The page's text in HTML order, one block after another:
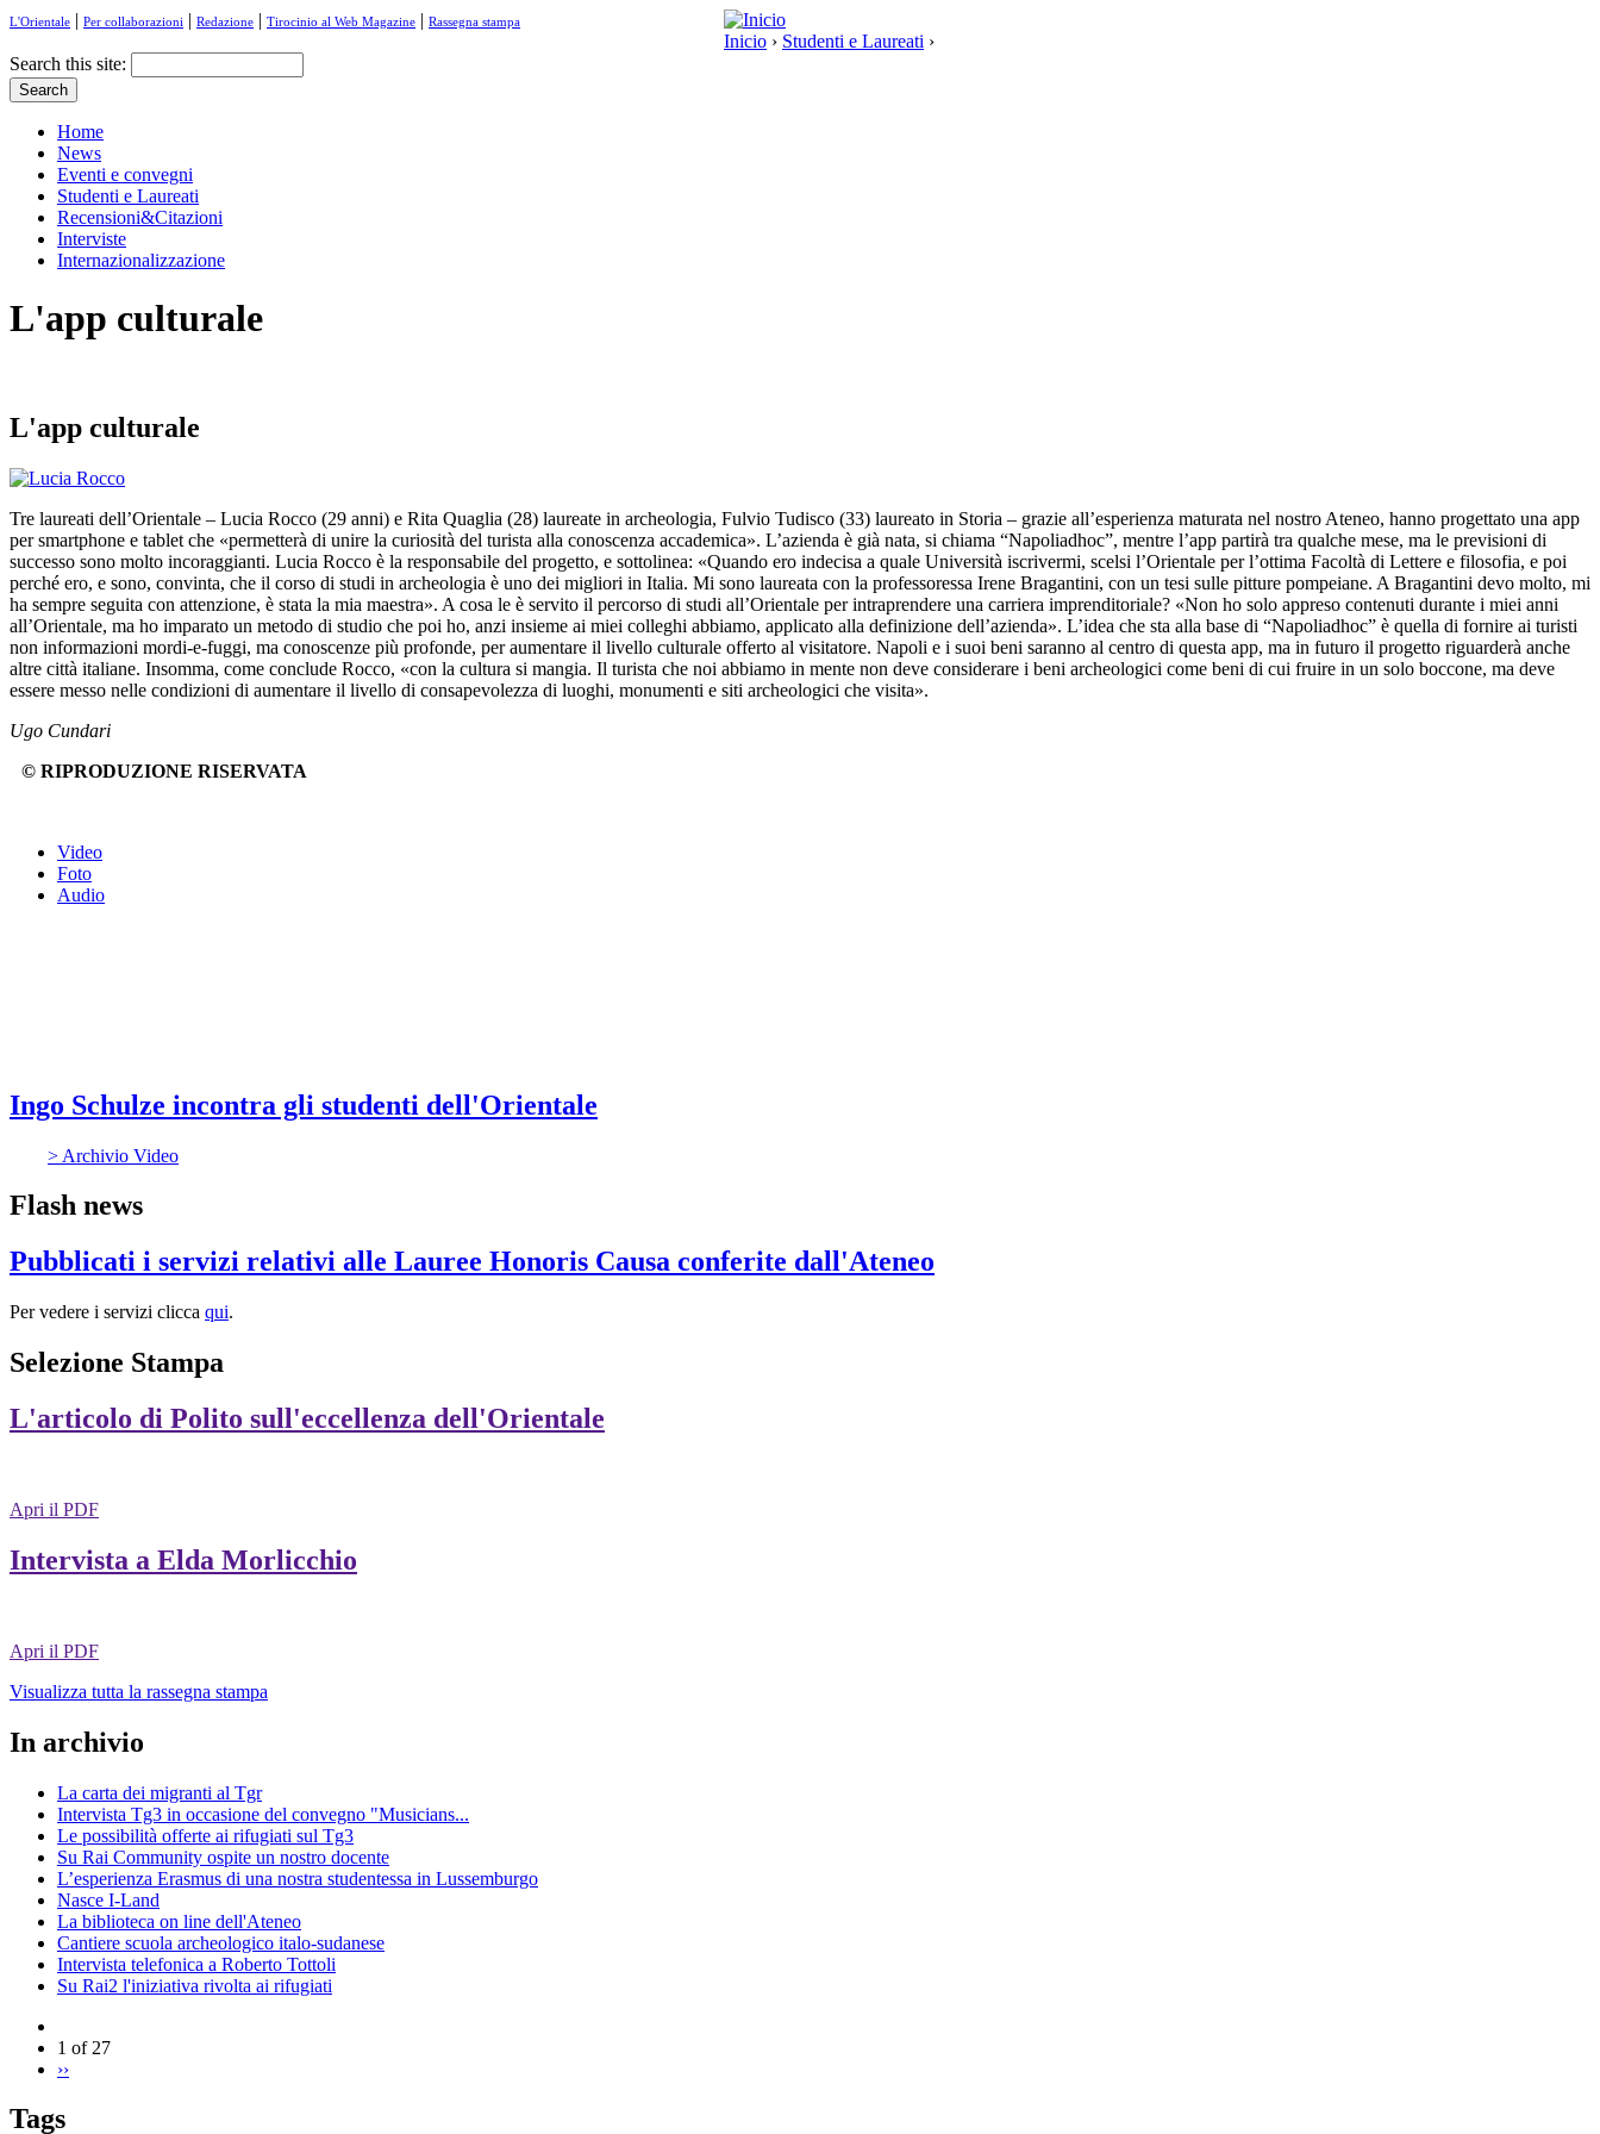
L'Orientale | Per collaborazioni | Redazione | Tirocinio al Web Magazine | Rassegna stampa
Inicio › Studenti e Laureati ›
Search this site:
Home
News
Eventi e convegni
Studenti e Laureati
Recensioni&Citazioni
Interviste
Internazionalizzazione
L'app culturale
L'app culturale
Tre laureati dell’Orientale – Lucia Rocco (29 anni) e Rita Quaglia (28) laureate in archeologia, Fulvio Tudisco (33) laureato in Storia – grazie all’esperienza maturata nel nostro Ateneo, hanno progettato una app
per smartphone e tablet che «permetterà di unire la curiosità del turista alla conoscenza accademica». L’azienda è già nata, si chiama “Napoliadhoc”, mentre l’app partirà tra qualche mese, ma le previsioni di
successo sono molto incoraggianti. Lucia Rocco è la responsabile del progetto, e sottolinea: «Quando ero indecisa a quale Università iscrivermi, scelsi l’Orientale per l’ottima Facoltà di Lettere e filosofia, e poi
perché ero, e sono, convinta, che il corso di studi in archeologia è uno dei migliori in Italia. Mi sono laureata con la professoressa Irene Bragantini, con un tesi sulle pitture pompeiane. A Bragantini devo molto, mi
ha sempre seguita con attenzione, è stata la mia maestra». A cosa le è servito il percorso di studi all’Orientale per intraprendere una carriera imprenditoriale? «Non ho solo appreso contenuti durante i miei anni
all’Orientale, ma ho imparato un metodo di studio che poi ho, anzi insieme ai miei colleghi abbiamo, applicato alla definizione dell’azienda». L’idea che sta alla base di “Napoliadhoc” è quella di fornire ai turisti
non informazioni mordi-e-fuggi, ma conoscenze più profonde, per aumentare il livello culturale offerto al visitatore. Napoli e i suoi beni saranno al centro di questa app, ma in futuro il progetto riguarderà anche
altre città italiane. Insomma, come conclude Rocco, «con la cultura si mangia. Il turista che noi abbiamo in mente non deve considerare i beni archeologici come beni di cui fruire in un solo boccone, ma deve
essere messo nelle condizioni di aumentare il livello di consapevolezza di luoghi, monumenti e siti archeologici che visita».
Ugo Cundari
© RIPRODUZIONE RISERVATA
Video
Foto
Audio
Ingo Schulze incontra gli studenti dell'Orientale
> Archivio Video
Flash news
Pubblicati i servizi relativi alle Lauree Honoris Causa conferite dall'Ateneo
Per vedere i servizi clicca qui.
Selezione Stampa
L'articolo di Polito sull'eccellenza dell'Orientale
Apri il PDF
Intervista a Elda Morlicchio
Apri il PDF
Visualizza tutta la rassegna stampa
In archivio
La carta dei migranti al Tgr
Intervista Tg3 in occasione del convegno "Musicians...
Le possibilità offerte ai rifugiati sul Tg3
Su Rai Community ospite un nostro docente
L’esperienza Erasmus di una nostra studentessa in Lussemburgo
Nasce I-Land
La biblioteca on line dell'Ateneo
Cantiere scuola archeologico italo-sudanese
Intervista telefonica a Roberto Tottoli
Su Rai2 l'iniziativa rivolta ai rifugiati
1 of 27
››
Tags